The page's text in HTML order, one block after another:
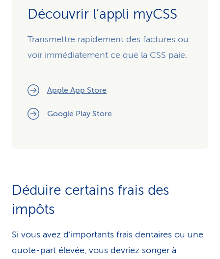
Découvrir l’appli myCSS
Transmettre rapidement des factures ou
voir immédiatement ce que la CSS paie.
Apple App Store
Google Play Store
Déduire certains frais des
impôts
Si vous avez d’importants frais dentaires ou une
quote-part élevée, vous devriez songer à